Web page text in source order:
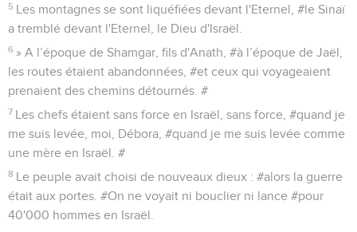
5 Les montagnes se sont liquéfiées devant l'Eternel, #le Sinaï
a tremblé devant l'Eternel, le Dieu d'Israël.
6 » A l’époque de Shamgar, fils d'Anath, #à l’époque de Jaël,
les routes étaient abandonnées, #et ceux qui voyageaient
prenaient des chemins détournés. #
7 Les chefs étaient sans force en Israël, sans force, #quand je
me suis levée, moi, Débora, #quand je me suis levée comme
une mère en Israël. #
8 Le peuple avait choisi de nouveaux dieux : #alors la guerre
était aux portes. #On ne voyait ni bouclier ni lance #pour
40'000 hommes en Israël.